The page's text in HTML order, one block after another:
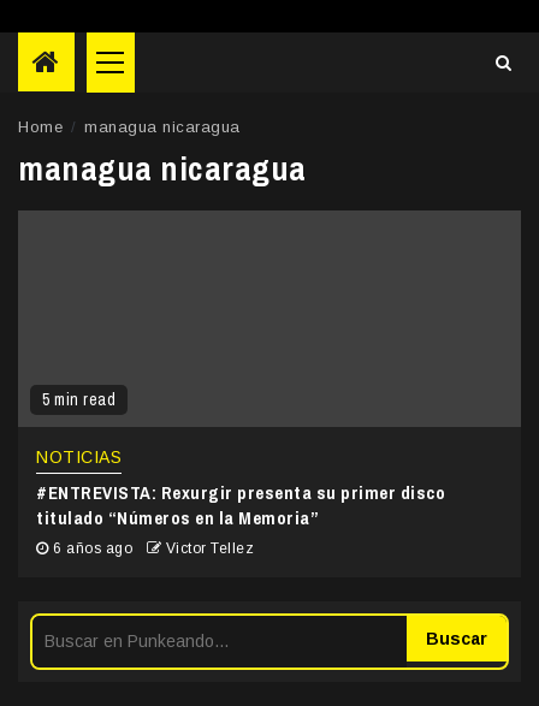
Primary
Menu
Home managua nicaragua
managua nicaragua
5 min read
NOTICIAS
#ENTREVISTA: Rexurgir presenta su primer disco
titulado “Números en la Memoria”
6 años ago Victor Tellez
Buscar